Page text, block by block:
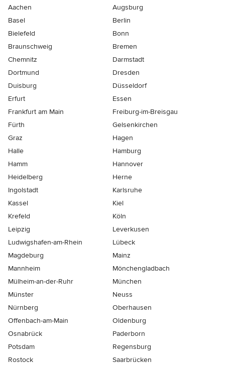
Aachen
Augsburg
Basel
Berlin
Bielefeld
Bonn
Braunschweig
Bremen
Chemnitz
Darmstadt
Dortmund
Dresden
Duisburg
Düsseldorf
Erfurt
Essen
Frankfurt am Main
Freiburg-im-Breisgau
Fürth
Gelsenkirchen
Graz
Hagen
Halle
Hamburg
Hamm
Hannover
Heidelberg
Herne
Ingolstadt
Karlsruhe
Kassel
Kiel
Krefeld
Köln
Leipzig
Leverkusen
Ludwigshafen-am-Rhein
Lübeck
Magdeburg
Mainz
Mannheim
Mönchen­gladbach
Mülheim-an-der-Ruhr
München
Münster
Neuss
Nürnberg
Oberhausen
Offenbach-am-Main
Oldenburg
Osnabrück
Paderborn
Potsdam
Regensburg
Rostock
Saarbrücken